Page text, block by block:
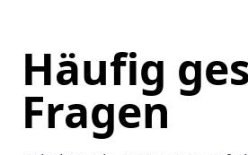
Häufig
Fragen